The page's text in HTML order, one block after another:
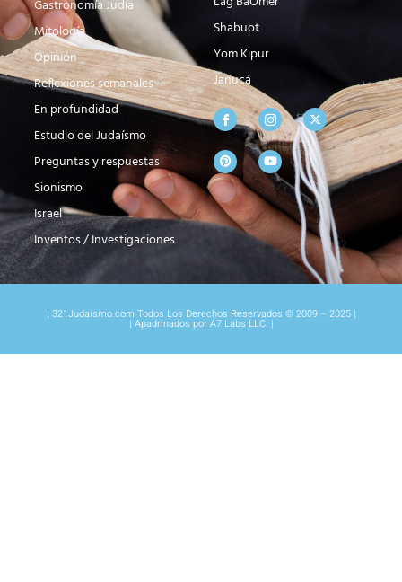
Gastronomía Judía
Mitología
Opinión
Reflexiones semanales
En profundidad
Estudio del Judaísmo
Preguntas y respuestas
Sionismo
Israel
Inventos / Investigaciones
Shabuot
Yom Kipur
Janucá
| 321Judaismo.com Todos Los Derechos Reservados © 2009 – 2025 |
| Apadrinados por A7 Labs LLC. |